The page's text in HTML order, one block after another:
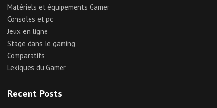
Matériels et équipements Gamer
Consoles et pc
Jeux en ligne
Stage dans le gaming
Comparatifs
Lexiques du Gamer
Recent Posts